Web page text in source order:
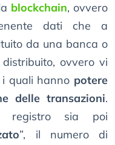
blockchain, ovvero
dati che a
da una banca o
ovvero vi
quali hanno potere
delle transazioni.
sia poi
”, il numero di